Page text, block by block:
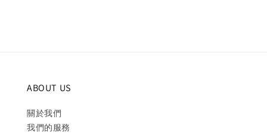
ABOUT US
關於我們
我們的服務